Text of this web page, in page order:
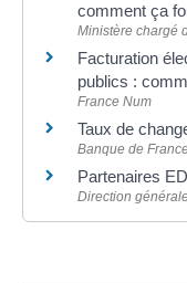
comment ça
Ministère chargé
Facturation
publics :
France Num
Taux de
Banque de
Partenaires
Direction